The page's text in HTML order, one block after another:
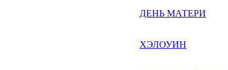
ДЕНЬ МАТЕРИ
ХЭЛОУИН